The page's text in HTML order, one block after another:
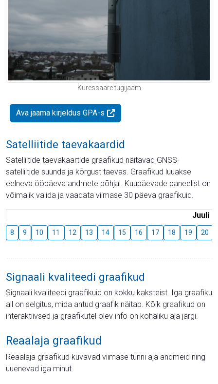
Kuressaare tugijaam
Ava jaama kirjeldus GPA-s
Satelliitide taevakaardid
Satelliitide taevakaartide graafikud näitavad GNSS-
satelliitide suunda ja kõrgust taevas. Graafikud luuakse
eelneva ööpäeva andmete põhjal. Kuupäevade paneelist on
võimalik valida ja vaadata viimase 30 päeva graafikuid.
Juuli
8 9 10 11 12 13 14 15 16 17 18 19 20
Signaali kvaliteedi graafikud
Signaali kvaliteedi graafikuid on kokku kaksteist. Iga graafiku
all on selgitus, mida antud graafik näitab. Kõik graafikud on
interaktiivsed ja graafikutel olev info on kohaliku aja järgi.
Reaalaja graafikud
Reaalaja graafikud kuvavad viimase tunni aja andmeid ning
uuenevad iga minut.